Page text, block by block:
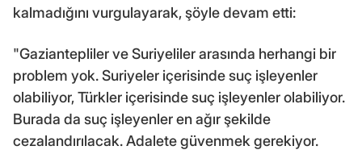
kalmadığını vurgulayarak, şöyle devam etti:
"Gaziantepliler ve Suriyeliler arasında herhangi bir
problem yok. Suriyeler içerisinde suç işleyenler
olabiliyor, Türkler içerisinde suç işleyenler olabiliyor.
Burada da suç işleyenler en ağır şekilde
cezalandırılacak. Adalete güvenmek gerekiyor.